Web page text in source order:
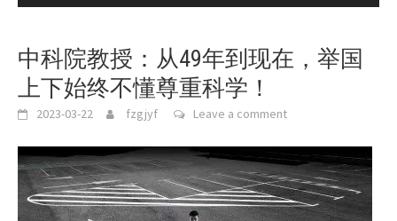
中科院教授：从49年到现在，举国
上下始终不懂尊重科学！
2023-03-22 fzgjyf Leave a comment